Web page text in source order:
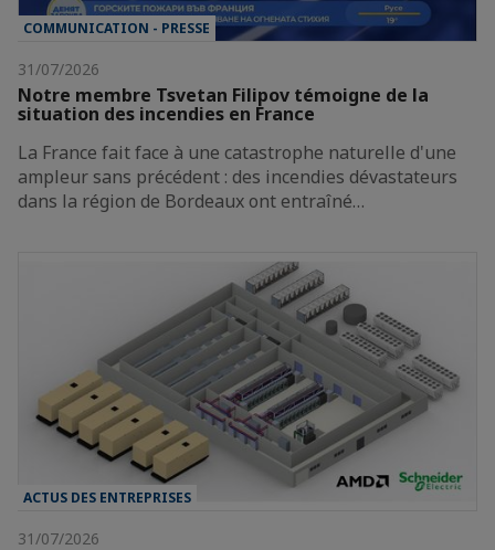
COMMUNICATION - PRESSE
31/07/2026
Notre membre Tsvetan Filipov témoigne de la
situation des incendies en France
La France fait face à une catastrophe naturelle d'une
ampleur sans précédent : des incendies dévastateurs
dans la région de Bordeaux ont entraîné…
ACTUS DES ENTREPRISES
31/07/2026